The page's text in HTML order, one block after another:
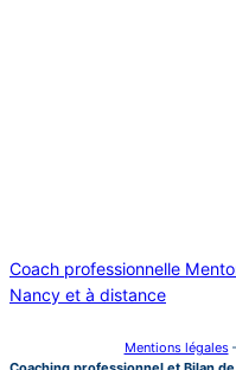
Coach professionnelle
Nancy et à distance
Mentions légales